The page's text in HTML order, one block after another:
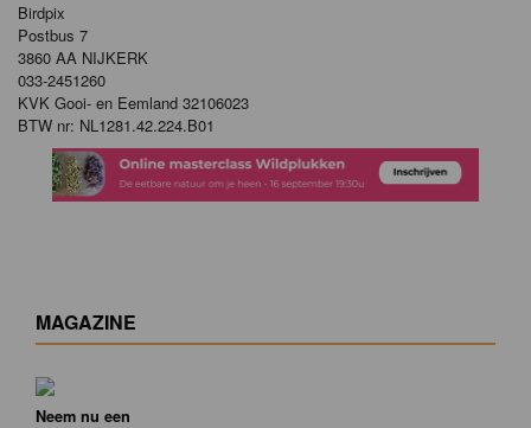
Birdpix
Postbus 7
3860 AA NIJKERK
033-2451260
KVK Gooi- en Eemland 32106023
BTW nr: NL1281.42.224.B01
MAGAZINE
Neem nu een